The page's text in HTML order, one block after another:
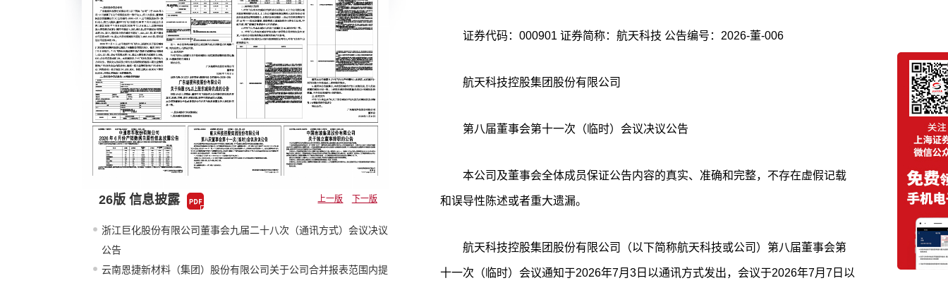
26版 信息披露 上一版 下一版
浙江巨化股份有限公司董事会九届二十八次（通讯方式）会议决议
公告
云南恩捷新材料（集团）股份有限公司关于公司合并报表范围内提
证券代码：000901 证券简称：航天科技 公告编号：2026-董-006
航天科技控股集团股份有限公司
第八届董事会第十一次（临时）会议决议公告
本公司及董事会全体成员保证公告内容的真实、准确和完整，不存在虚假记载
和误导性陈述或者重大遗漏。
航天科技控股集团股份有限公司（以下简称航天科技或公司）第八届董事会第
十一次（临时）会议通知于2026年7月3日以通讯方式发出，会议于2026年7月7日以